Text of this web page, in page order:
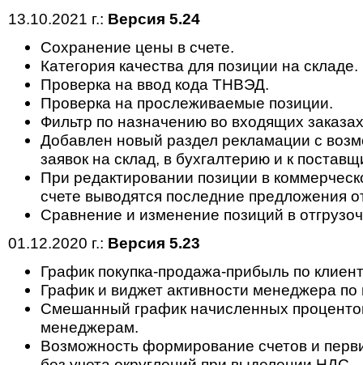
13.10.2021 г.: Версия 5.24
Сохранение цены в счете.
Категория качества для позиции на складе.
Проверка на ввод кода ТНВЭД.
Проверка на прослеживаемые позиции.
Фильтр по назначению во входящих
Добавлен новый раздел рекламации с
заявок на склад, в бухгалтерию и к
При редактировании позиции в
счете выводятся последние предложения
Сравнение и изменение позиций в
01.12.2020 г.: Версия 5.23
График покупка-продажа-прибыль по
График и виджет активности менеджера
Смешанный график начисленных
менеджерам.
Возможность формирование счетов и